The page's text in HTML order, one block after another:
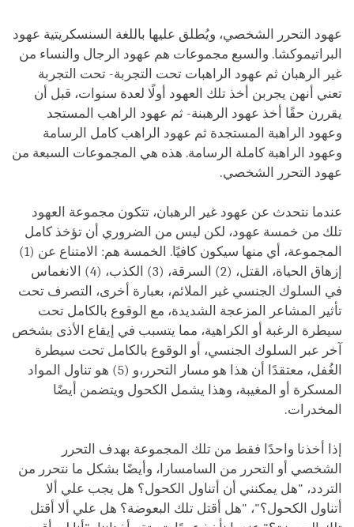
عهود التحرر الشخصي، ويُطلق عليها باللغة السنسكريتية عهود
البراتيموكشا. والسبع مجموعات هم عهود الرجال والنساء من
غير الرهبان ثم عهود الراهبات تحت التجربة- تحت التجربة
تعني أنهن يجربن أخذ تلك العهود أولًا لعدة سنوات، قبل أن
يقررن حقًا أخذ عهود الرهبنة- ثم عهود الراهب المستجد
وعهود الراهبة المستجدة ثم عهود الراهب كامل الرسامة
وعهود الراهبة كاملة الرسامة. هذه هي المجموعات السبعة من
عهود التحرر الشخصي.
عندما نتحدث عن عهود غير الرهبان، تتكون مجموعة العهود
تلك من خمسة عهود، لكن ليس من الضروري أن تؤخذ كامل
المجموعة، أي منها سيكون كافيًا. الخمسة هم: الامتناع عن (1)
إزهاق الحياة، القتل، (2) السرقة، (3) الكذب، (4) الانغماس
في السلوك الجنسي غير الملائم، بعبارة أخرى، التصرف تحت
تأثير المشاعر المزعجة الشديدة، مع الوقوع بالكامل تحت
سيطرة الرغبة أو الكراهية، مما يتسبب في إيقاع الأذى بشخص
آخر عبر السلوك الجنسي، أو الوقوع بالكامل تحت سيطرة
الغُفل، معتقدًا أن هذا هو مسار التحرر،و (5) هو تناول المواد
المسكرة أو المغيبة، وهذا يشمل الكحول ويتضمن أيضًا
المخدرات.
إذا أخذنا واحدًا فقط من تلك المجموعة بهدف التحرر
الشخصي أو التحرر من السامسارا، وأيضًا بشكل ما نتحرر من
التردد، "هل يمكنني أن أتناول الكحول؟ هل يجب علي ألا
أتناول الكحول؟"، "هل أقتل تلك البعوضة؟ هل علي ألا أقتل